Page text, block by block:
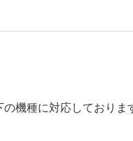
機種に対応しておりま